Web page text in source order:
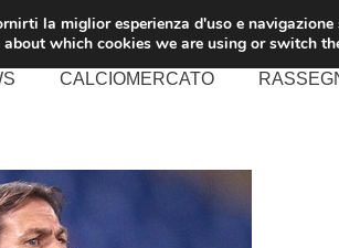
CALCIOMERCATO
la miglior esperienza d'uso e
about which cookies we are using or switch